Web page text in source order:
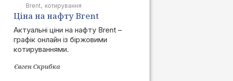
Brent котирування
Ціна на нафту Brent
сьогодні | графік онлайн
Актуальні ціни на нафту Brent –
графік онлайн із біржовими
котируваннями.
Євген Скрибка